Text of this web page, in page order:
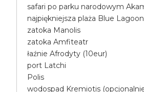
safari po parku narodowym
najpiękniejsza plaża Blue Lagoon
zatoka Manolis
zatoka Amfiteatr
łaźnie Afrodyty (10eur)
port Latchi
Polis
wodospad Kremiotis